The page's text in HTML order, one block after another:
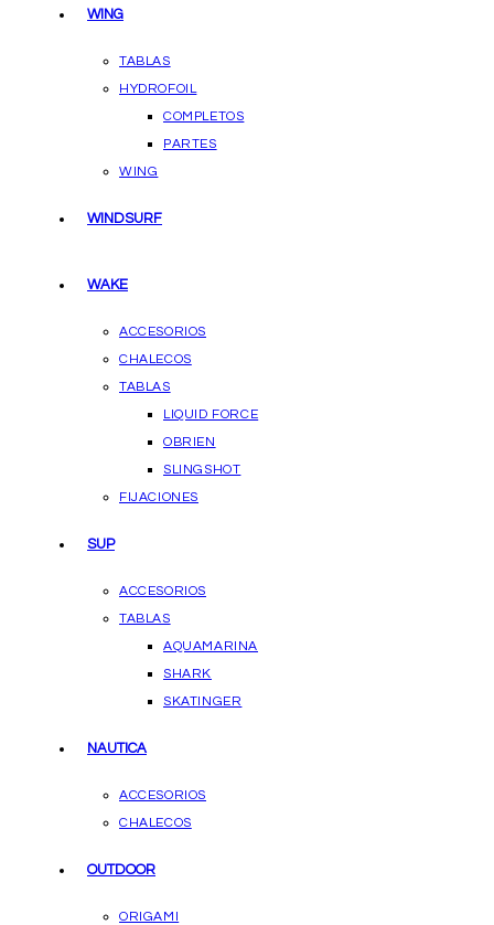
WING
TABLAS
HYDROFOIL
COMPLETOS
PARTES
WING
WINDSURF
WAKE
ACCESORIOS
CHALECOS
TABLAS
LIQUID FORCE
OBRIEN
SLINGSHOT
FIJACIONES
SUP
ACCESORIOS
TABLAS
AQUAMARINA
SHARK
SKATINGER
NAUTICA
ACCESORIOS
CHALECOS
OUTDOOR
ORIGAMI